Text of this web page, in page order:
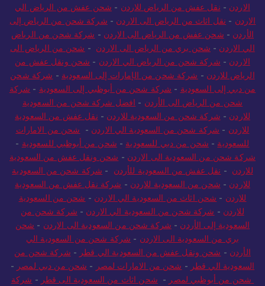
الاردن - نقل عفش من الرياض للاردن - شحن عفش من الرياض الي
الاردن - نقل اثاث من الرياض الى الاردن - شركة شحن من الرياض إلى
الأردن - شحن عفش من الرياض الى الاردن - شركة شحن من الرياض
الي الاردن - شحن بري من الرياض الى الاردن - شحن من الرياض الى
الاردن - شركة شحن من الرياض الي الاردن - شحن ونقل عفش من
الرياض للاردن - شركة شحن من الإمارات إلى السعودية - شركة شحن
من دبي إلى السعودية - شركة شحن من أبوظبي إلى السعودية - شركة
شحن من الرياض الى الأردن - افضل شركة شحن من السعودية
للاردن - شركة شحن من السعودية للاردن - نقل عفش من السعودية
للاردن - شركة شحن من السعودية الي الاردن - شحن من الامارات
للسعودية - شحن من دبي للسعودية - شحن من أبوظبي للسعودية -
شركة شحن من السعودية الى الاردن - شحن ونقل عفش من السعودية
للاردن - نقل عفش من السعودية للأردن - شركة شحن من السعودية
للاردن - شحن من السعودية للاردن - شركة نقل عفش من السعودية
للاردن - شحن اثاث من السعودية الي الاردن - شحن من السعودية
للاردن - شركة شحن من السعودية الي الاردن - شركة شحن من
السعودية إلى الأردن - شركة شحن من السعودية الى الاردن - شحن
بري من السعودية الى الاردن - شركة شحن من السعودية الي
الأردن - شحن ونقل عفش من السعودية الي قطر - شركة شحن من
السعودية الي قطر - شحن من الامارات لمصر - شحن من دبي لمصر -
شحن من أبوظبي لمصر - شحن اثاث من السعودية الى قطر - شركة